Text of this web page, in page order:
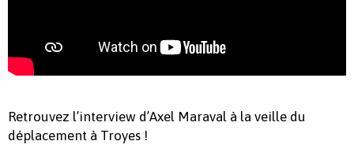
Retrouvez l’interview d’Axel Maraval à la veille du
déplacement à Troyes !